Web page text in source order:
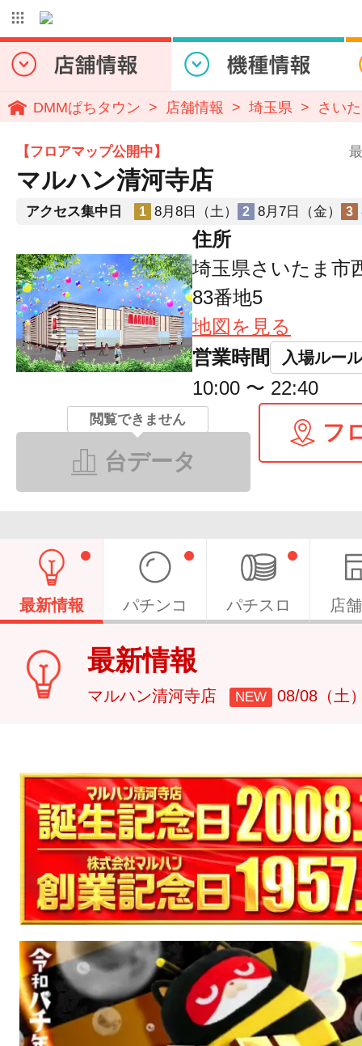
DMMぱちタウン 店舗情報 埼玉県 さい
【フロアマップ公開中】
マルハン清河寺店
アクセス集中日 1 8月8日（土） 2 8月7日（金） 3
住所
埼玉県さいたま市
83番地5
地図を見る
営業時間
入場ルール
10:00 〜 22:40
閲覧できません
台データ
フ
最新情報 パチンコ パチスロ 店
最新情報
マルハン清河寺店 NEW 08/08（土